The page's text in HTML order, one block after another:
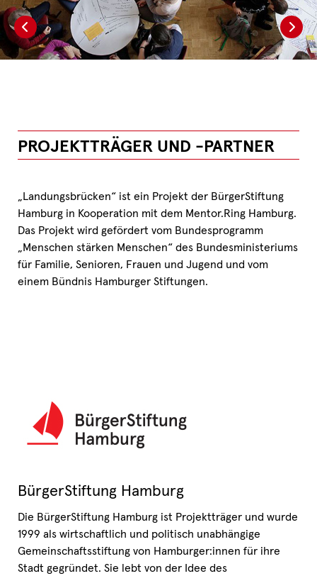
PROJEKTTRÄGER UND -PARTNER
„Landungsbrücken“ ist ein Projekt der BürgerStiftung
Hamburg in Kooperation mit dem Mentor.Ring Hamburg.
Das Projekt wird gefördert vom Bundesprogramm
„Menschen stärken Menschen“ des Bundesministeriums
für Familie, Senioren, Frauen und Jugend und vom
einem Bündnis Hamburger Stiftungen.
BürgerStiftung Hamburg
Die BürgerStiftung Hamburg ist Projektträger und wurde
1999 als wirtschaftlich und politisch unabhängige
Gemeinschaftsstiftung von Hamburger:innen für ihre
Stadt gegründet. Sie lebt von der Idee des